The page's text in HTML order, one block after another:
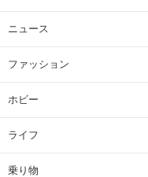
ニュース
ファッション
ホビー
ライフ
乗り物